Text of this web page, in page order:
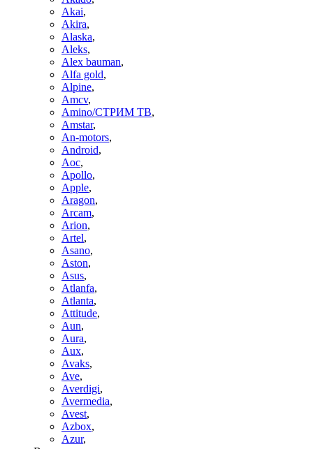
Akai,
Akira,
Alaska,
Aleks,
Alex bauman,
Alfa gold,
Alpine,
Amcv,
Amino/СТРИМ ТВ,
Amstar,
An-motors,
Android,
Aoc,
Apollo,
Apple,
Aragon,
Arcam,
Arion,
Artel,
Asano,
Aston,
Asus,
Atlanfa,
Atlanta,
Attitude,
Aun,
Aura,
Aux,
Avaks,
Ave,
Averdigi,
Avermedia,
Avest,
Azbox,
Azur,